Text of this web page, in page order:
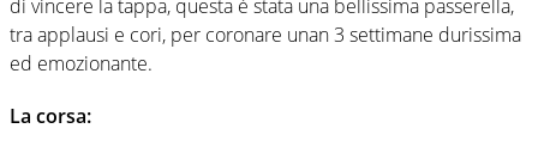
di vincere la tappa, questa è stata una bellissima passerella,
tra applausi e cori, per coronare unan 3 settimane durissima
ed emozionante.
La corsa: